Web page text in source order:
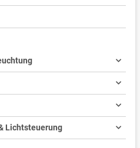
Lichtsteuerung